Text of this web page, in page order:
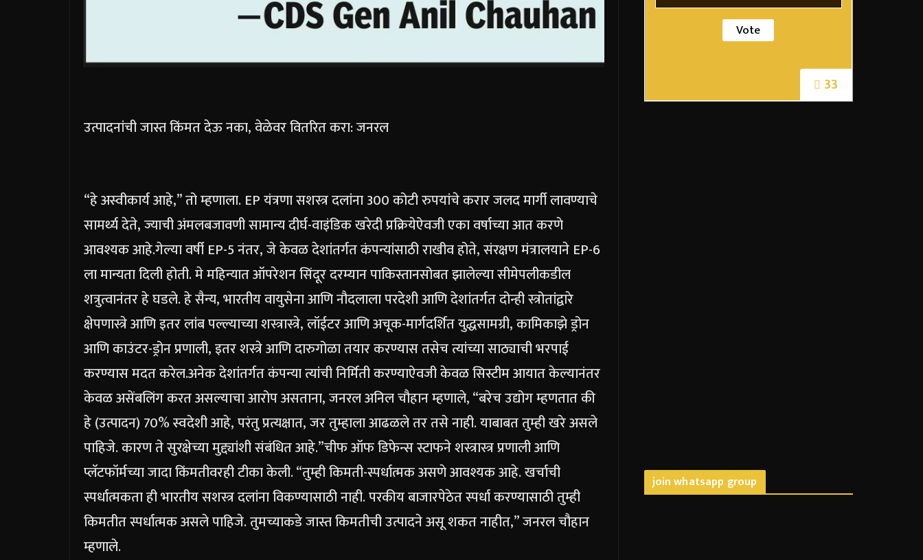
उत्पादनांची जास्त किंमत देऊ नका, वेळेवर वितरित करा: जनरल
“हे अस्वीकार्य आहे,” तो म्हणाला. EP यंत्रणा सशस्त्र दलांना 300 कोटी रुपयांचे करार जलद मार्गी लावण्याचे
सामर्थ्य देते, ज्याची अंमलबजावणी सामान्य दीर्घ-वाइंडिक खरेदी प्रक्रियेऐवजी एका वर्षाच्या आत करणे
आवश्यक आहे.गेल्या वर्षी EP-5 नंतर, जे केवळ देशांतर्गत कंपन्यांसाठी राखीव होते, संरक्षण मंत्रालयाने EP-6
ला मान्यता दिली होती.मे महिन्यात ऑपरेशन सिंदूर दरम्यान पाकिस्तानसोबत झालेल्या सीमेपलीकडील
शत्रुत्वानंतर हे घडले.हे सैन्य, भारतीय वायुसेना आणि नौदलाला परदेशी आणि देशांतर्गत दोन्ही स्त्रोतांद्वारे
क्षेपणास्त्रे आणि इतर लांब पल्ल्याच्या शस्त्रास्त्रे, लॉईटर आणि अचूक-मार्गदर्शित युद्धसामग्री, कामिकाझे ड्रोन
आणि काउंटर-ड्रोन प्रणाली, इतर शस्त्रे आणि दारुगोळा तयार करण्यास तसेच त्यांच्या साठ्याची भरपाई
करण्यास मदत करेल.अनेक देशांतर्गत कंपन्या त्यांची निर्मिती करण्याऐवजी केवळ सिस्टीम आयात केल्यानंतर
केवळ असेंबलिंग करत असल्याचा आरोप असताना, जनरल अनिल चौहान म्हणाले, “बरेच उद्योग म्हणतात की
हे (उत्पादन) 70% स्वदेशी आहे, परंतु प्रत्यक्षात, जर तुम्हाला आढळले तर तसे नाही.याबाबत तुम्ही खरे असले
पाहिजे. कारण ते सुरक्षेच्या मुद्द्यांशी संबंधित आहे.”चीफ ऑफ डिफेन्स स्टाफने शस्त्रास्त्र प्रणाली आणि
प्लॅटफॉर्मच्या जादा किंमतीवरही टीका केली.“तुम्ही किमती-स्पर्धात्मक असणे आवश्यक आहे. खर्चाची
स्पर्धात्मकता ही भारतीय सशस्त्र दलांना विकण्यासाठी नाही. परकीय बाजारपेठेत स्पर्धा करण्यासाठी तुम्ही
किमतीत स्पर्धात्मक असले पाहिजे. तुमच्याकडे जास्त किमतीची उत्पादने असू शकत नाहीत,” जनरल चौहान
म्हणाले.
33
join whatsapp group